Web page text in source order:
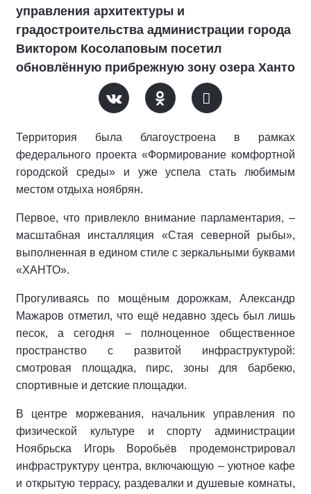
управления архитектуры и
градостроительства администрации города
Виктором Косолаповым посетил
обновлённую прибрежную зону озера Ханто
Территория была благоустроена в рамках
федерального проекта «Формирование комфортной
городской среды» и уже успела стать любимым
местом отдыха ноябрян.
Первое, что привлекло внимание парламентария, –
масштабная инсталляция «Стая северной рыбы»,
выполненная в едином стиле с зеркальными буквами
«ХАНТО».
Прогуливаясь по мощёным дорожкам, Александр
Мажаров отметил, что ещё недавно здесь был лишь
песок, а сегодня – полноценное общественное
пространство с развитой инфраструктурой:
смотровая площадка, пирс, зоны для барбекю,
спортивные и детские площадки.
В центре моржевания, начальник управления по
физической культуре и спорту администрации
Ноябрьска Игорь Воробьёв продемонстрировал
инфраструктуру центра, включающую – уютное кафе
и открытую террасу, раздевалки и душевые комнаты,